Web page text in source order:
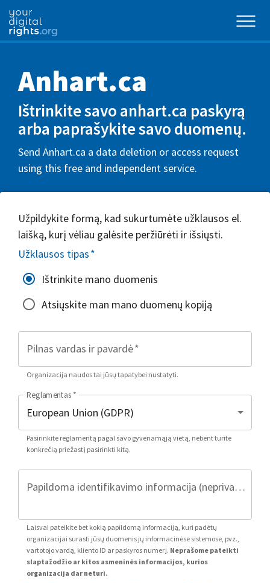
Anhart.ca
Ištrinkite savo anhart.ca paskyrą
arba paprašykite savo duomenų.
Send Anhart.ca a data deletion or access request
using this free and independent service.
Užpildykite formą, kad sukurtumėte užklausos el.
laišką, kurį vėliau galėsite peržiūrėti ir išsiųsti.
Užklausos tipas*
Ištrinkite mano duomenis
Atsiųskite man mano duomenų kopiją
Pilnas vardas ir pavardė*
Organizacija naudos tai jūsų tapatybei nustatyti.
Reglamentas *
Pasirinkite reglamentą pagal savo gyvenamąją vietą, nebent turite
konkrečią priežastį pasirinkti kitą.
Papildoma identifikavimo informacija (neprivaloma)
Laisvai pateikite bet kokią papildomą informaciją, kuri padėtų
organizacijai surasti jūsų duomenis jų informacinėse sistemose, pvz.,
vartotojo vardą, kliento ID ar paskyros numerį. Neprašome pateikti
slaptažodžio ar kitos asmeninės informacijos, kurios
organizacija dar neturi.